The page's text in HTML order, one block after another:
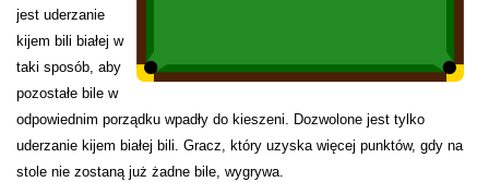
jest uderzanie
kijem bili białej w
taki sposób, aby
pozostałe bile w
odpowiednim porządku wpadły do kieszeni. Dozwolone jest tylko
uderzanie kijem białej bili. Gracz, który uzyska więcej punktów, gdy na
stole nie zostaną już żadne bile, wygrywa.